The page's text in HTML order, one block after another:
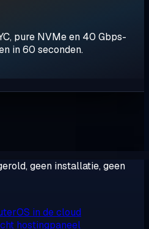
pure NVMe en 40 Gbps-
in 60 seconden.
geen installatie, geen
in de cloud
hostingpaneel